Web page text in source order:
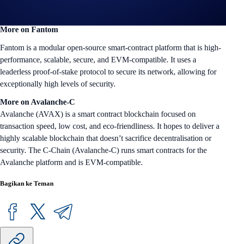
More on Fantom
Fantom is a modular open-source smart-contract platform that is high-
performance, scalable, secure, and EVM-compatible. It uses a
leaderless proof-of-stake protocol to secure its network, allowing for
exceptionally high levels of security.
More on Avalanche-C
Avalanche (AVAX) is a smart contract blockchain focused on
transaction speed, low cost, and eco-friendliness. It hopes to deliver a
highly scalable blockchain that doesn’t sacrifice decentralisation or
security. The C-Chain (Avalanche-C) runs smart contracts for the
Avalanche platform and is EVM-compatible.
Bagikan ke Teman